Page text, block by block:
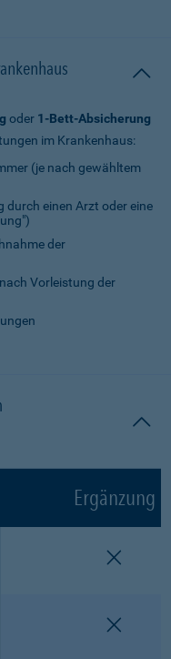
oder 1-Bett-Absicherung
im Krankenhaus:
(je nach gewähltem
durch einen Arzt oder eine
der
Vorleistung der
Ergänzung